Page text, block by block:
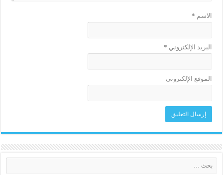
الاسم *
البريد الإلكتروني *
الموقع الإلكتروني